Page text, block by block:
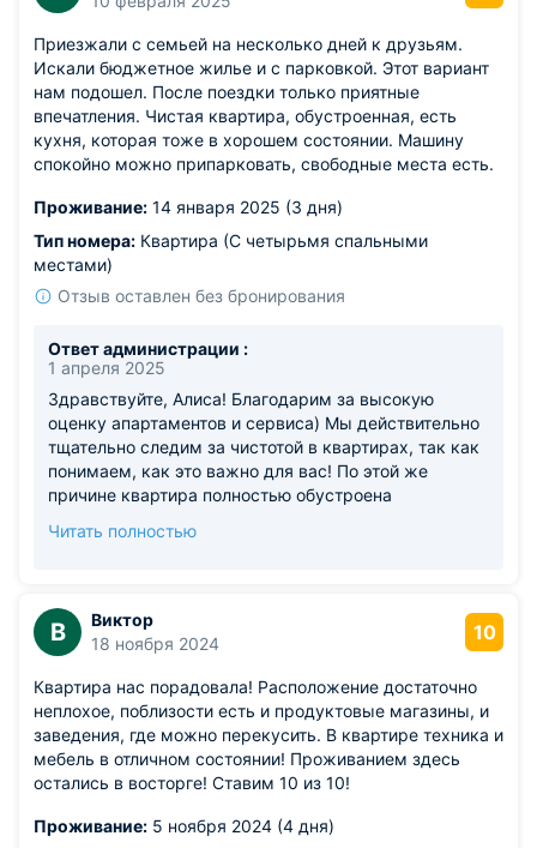
Приезжали с семьей на несколько дней к друзьям.
Искали бюджетное жилье и с парковкой. Этот вариант
нам подошел. После поездки только приятные
впечатления. Чистая квартира, обустроенная, есть
кухня, которая тоже в хорошем состоянии. Машину
спокойно можно припарковать, свободные места есть.
Проживание: 14 января 2025 (3 дня)
Тип номера: Квартира (С четырьмя спальными
местами)
Отзыв оставлен без бронирования
Ответ администрации :
1 апреля 2025
Здравствуйте, Алиса! Благодарим за высокую
оценку апартаментов и сервиса) Мы действительно
тщательно следим за чистотой в квартирах, так как
понимаем, как это важно для вас! По этой же
причине квартира полностью обустроена
предоставляем крытую парковку по запросу, рады,
Читать полностью
В
Виктор
18 ноября 2024
10
Квартира нас порадовала! Расположение достаточно
неплохое, поблизости есть и продуктовые магазины, и
заведения, где можно перекусить. В квартире техника и
мебель в отличном состоянии! Проживанием здесь
остались в восторге! Ставим 10 из 10!
Проживание: 5 ноября 2024 (4 дня)